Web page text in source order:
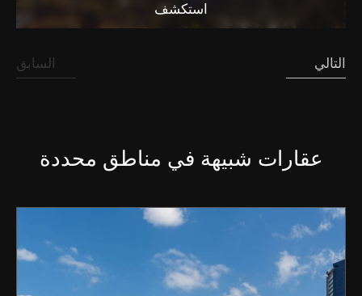
استكشف
السابق التالي
عقارات شبيهة في مناطق محددة